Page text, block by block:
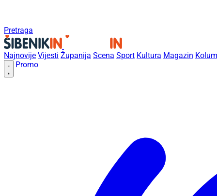
Pretraga
Najnovije Vijesti Županija Scena Sport Kultura Magazin
Promo